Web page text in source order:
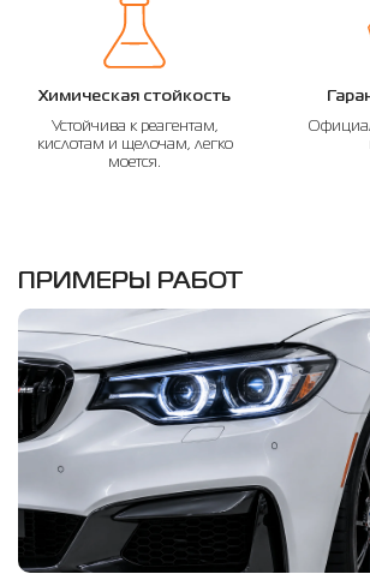
Химическая стойкость
Устойчива к реагентам,
кислотам и щелочам, легко
моется.
ПРИМЕРЫ РАБОТ